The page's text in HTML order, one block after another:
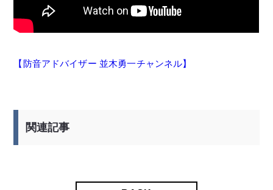
【防音アドバイザー 並木勇一チャンネル】
関連記事